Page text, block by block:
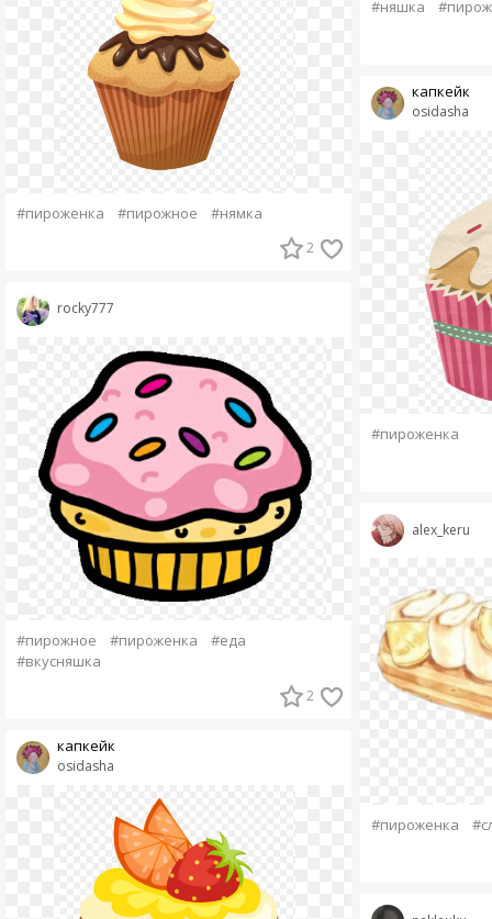
#пироженка #пирожное #нямка
2
rocky777
#пирожное #пироженка
#еда
#вкусняшка
2
osidasha
капкейк
#няшка
osidasha
капкейк
#пироженка
alex_keru
#пироженка